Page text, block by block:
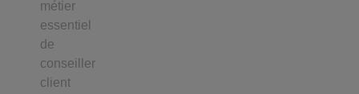
métier
essentiel
de
conseiller
client